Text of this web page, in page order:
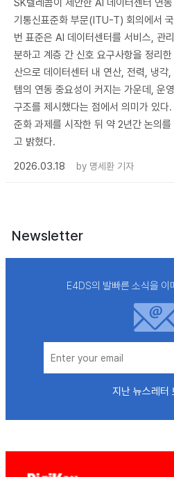
SK텔레콤이 제안한 AI 데이터센터 연
기통신표준화 부문(ITU-T) 회의에서
번 표준은 AI 데이터센터를 서비스, 관
분하고 계층 간 신호 요구사항을 정리
산으로 데이터센터 내 연산, 전력, 냉각
템의 연동 중요성이 커지는 가운데, 운
구조를 제시했다는 점에서 의미가 있
준화 과제를 시작한 뒤 약 2년간 논의
고 밝혔다.
2026.03.18
by 명세환 기자
Newsletter
E4DS의 발빠른 소식을 이
지난 뉴스레터